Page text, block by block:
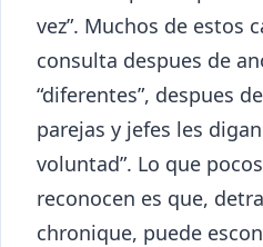
vez”. Muchos de estos
consulta despues de
“diferentes”, despues
parejas y jefes les
voluntad”. Lo que
reconocen es que,
chronique, puede